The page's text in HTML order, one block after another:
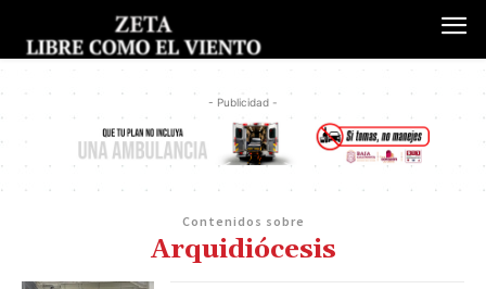
- Publicidad -
Contenidos sobre
Arquidiócesis